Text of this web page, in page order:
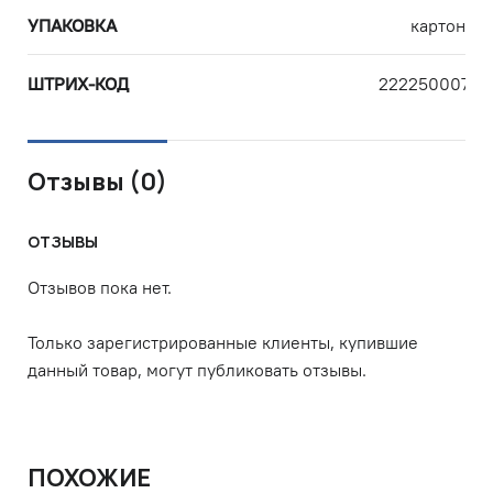
УПАКОВКА картон
ШТРИХ-КОД
Отзывы (0)
ОТЗЫВЫ
Отзывов пока нет.
Только зарегистрированные клиенты, купившие
данный товар, могут публиковать отзывы.
ПОХОЖИЕ